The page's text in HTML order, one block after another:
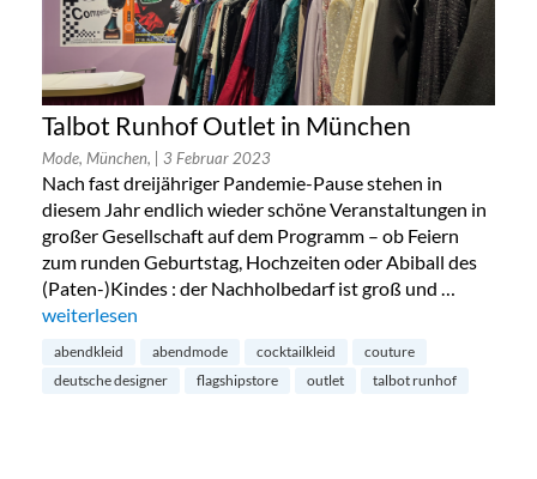
Talbot Runhof Outlet in München
Mode, München, | 3 Februar 2023
Nach fast dreijähriger Pandemie-Pause stehen in
diesem Jahr endlich wieder schöne Veranstaltungen in
großer Gesellschaft auf dem Programm – ob Feiern
zum runden Geburtstag, Hochzeiten oder Abiball des
(Paten-)Kindes : der Nachholbedarf ist groß und …
„Talbot Runhof Outlet in München“
weiterlesen
abendkleid abendmode cocktailkleid
couture
deutsche designer
flagshipstore outlet talbot runhof